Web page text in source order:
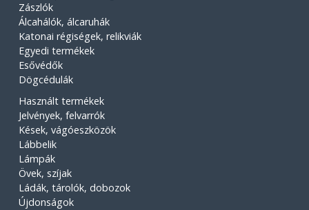
Zászlók
Álcahálók, álcaruhák
Katonai régiségek, relikviák
Egyedi termékek
Esővédők
Dögcédulák
Használt termékek
Jelvények, felvarrók
Kések, vágóeszközök
Lábbelik
Lámpák
Övek, szíjak
Ládák, tárolók, dobozok
Újdonságok